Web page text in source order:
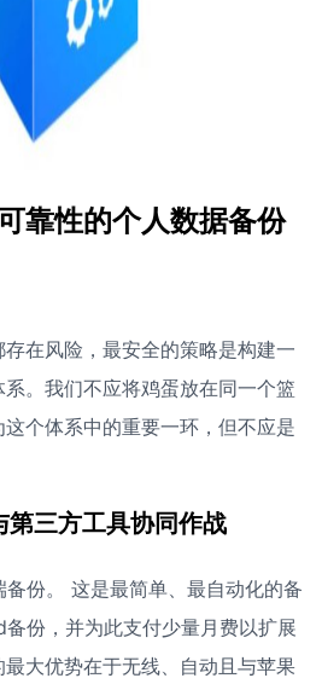
靠性的个人数据备份
在风险，最安全的策略是构建一
。我们不应将鸡蛋放在同一个篮
个体系中的重要一环，但不应是
第三方工具协同作战
份。 这是最简单、最自动化的备
份，并为此支付少量月费以扩展
大优势在于无线、自动且与苹果